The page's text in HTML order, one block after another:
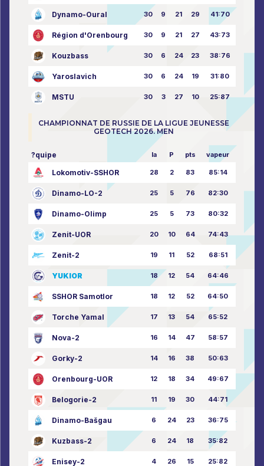
Dynamo-Oural 30 9 21 29 41:70
Région d'Orenbourg 30 9 21 27 43:73
Kouzbass 30 6 24 23 38:76
Yaroslavich 30 6 24 19 31:80
MSTU 30 3 27 10 25:87
CHAMPIONNAT DE RUSSIE DE LA LIGUE JEUNESSE
GEOTECH 2026. MEN
?quipe la P pts vapeur
Lokomotiv-SSHOR 28 2 83 85:14
Dinamo-LO-2 25 5 76 82:30
Dinamo-Olimp 25 5 73 80:32
Zenit-UOR 20 10 64 74:43
Zenit-2 19 11 52 68:51
YUKIOR 18 12 54 64:46
SSHOR Samotlor 18 12 52 64:50
Torche Yamal 17 13 54 65:52
Nova-2 16 14 47 58:57
Gorky-2 14 16 38 50:63
Orenbourg-UOR 12 18 34 49:67
Belogorie-2 11 19 30 44:71
Dinamo-Bašgau 6 24 23 36:75
Kuzbass-2 6 24 18 35:82
Enisey-2 4 26 15 25:82